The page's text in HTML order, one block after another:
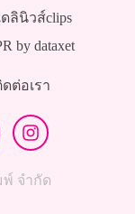
ดลินิวส์clips
by dataxet
ดต่อเรา
จำกัด